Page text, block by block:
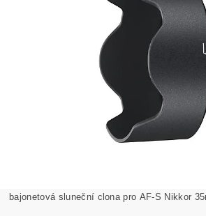
bajonetová sluneční clona pro AF-S Nikkor